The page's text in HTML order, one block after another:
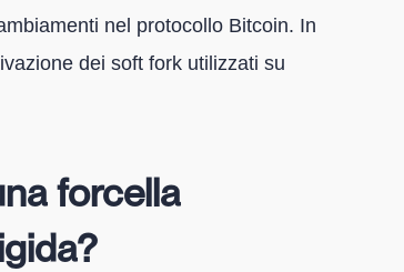
nel protocollo Bitcoin. In
dei soft fork utilizzati su
forcella